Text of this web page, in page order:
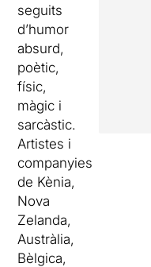
seguits
d’humor
absurd,
poètic,
físic,
màgic i
sarcàstic.
Artistes i
companyies
de Kènia,
Nova
Zelanda,
Austràlia,
Bèlgica,